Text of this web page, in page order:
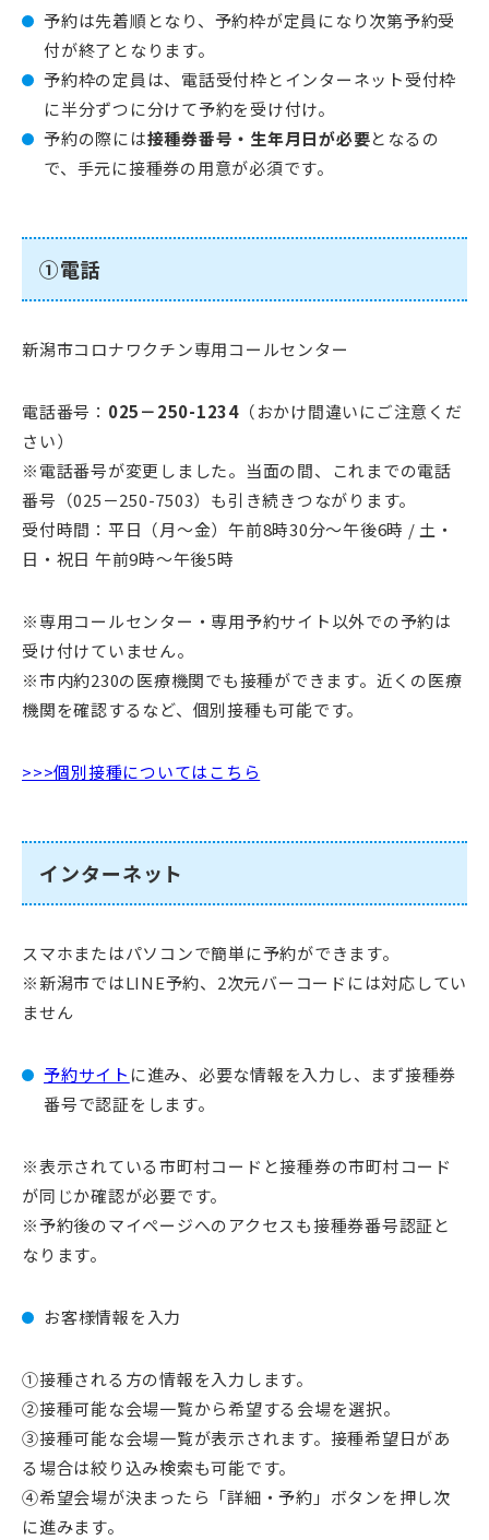
予約は先着順となり、予約枠が定員になり次第予約受
付が終了となります。
予約枠の定員は、電話受付枠とインターネット受付枠
に半分ずつに分けて予約を受け付け。
予約の際には接種券番号・生年月日が必要となるの
で、手元に接種券の用意が必須です。
①電話
新潟市コロナワクチン専用コールセンター
電話番号： 025－250-1234（おかけ間違いにご注意くだ
さい）
※電話番号が変更しました。当面の間、これまでの電話
番号（025－250-7503）も引き続きつながります。
受付時間：平日（月～金）午前8時30分～午後6時 / 土・
日・祝日 午前9時～午後5時
※専用コールセンター・専用予約サイト以外での予約は
受け付けていません。
※市内約230の医療機関でも接種ができます。近くの医療
機関を確認するなど、個別接種も可能です。
>>>個別接種についてはこちら
インターネット
スマホまたはパソコンで簡単に予約ができます。
※新潟市ではLINE予約、2次元バーコードには対応してい
ません
予約サイト に進み、必要な情報を入力し、まず接種券
番号で認証をします。
※表示されている市町村コードと接種券の市町村コード
が同じか確認が必要です。
※予約後のマイページへのアクセスも接種券番号認証と
なります。
お客様情報を入力
①接種される方の情報を入力します。
②接種可能な会場一覧から希望する会場を選択。
③接種可能な会場一覧が表示されます。接種希望日があ
る場合は絞り込み検索も可能です。
④希望会場が決まったら「詳細・予約」ボタンを押し次
に進みます。